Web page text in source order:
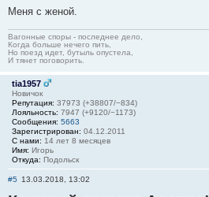
Меня с женой.
Вагонные споры - последнее дело,
Когда больше нечего пить,
Но поезд идет, бутыль опустела,
И тянет поговорить.
tia1957
Новичок
Репутация: 37973 (+38807/−834)
Лояльность: 7947 (+9120/−1173)
Сообщения: 5663
Зарегистрирован: 04.12.2011
С нами: 14 лет 8 месяцев
Имя: Игорь
Откуда: Подольск
#5 13.03.2018, 13:02